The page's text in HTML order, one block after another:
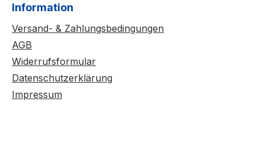
Information
Versand- & Zahlungsbedingungen
AGB
Widerrufsformular
Datenschutzerklärung
Impressum